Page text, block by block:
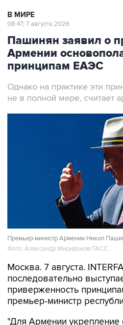
В МИРЕ
08:47, 7 августа 2026
Пашинян заявил о
Армении
принципам ЕАЭС
Однако на практике эти
не в полной мере, считает
Премьер-министр Армении Никол
Фото: Александр Миридонов/ТАСС
Москва. 7 августа.
последовательно
приверженность
премьер-министр
"Для Армении укрепление